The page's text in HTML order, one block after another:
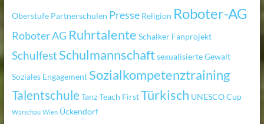
Oberstufe Partnerschulen Presse Religion Roboter-AG
Roboter AG Ruhrtalente Schalker Fanprojekt
SchulfestSchulmannschaftsexualisierte Gewalt
Soziales Engagement Sozialkompetenztraining
TalentschuleTanzTeach FirstTürkisch UNESCO Cup
Warschau Wien Ückendorf